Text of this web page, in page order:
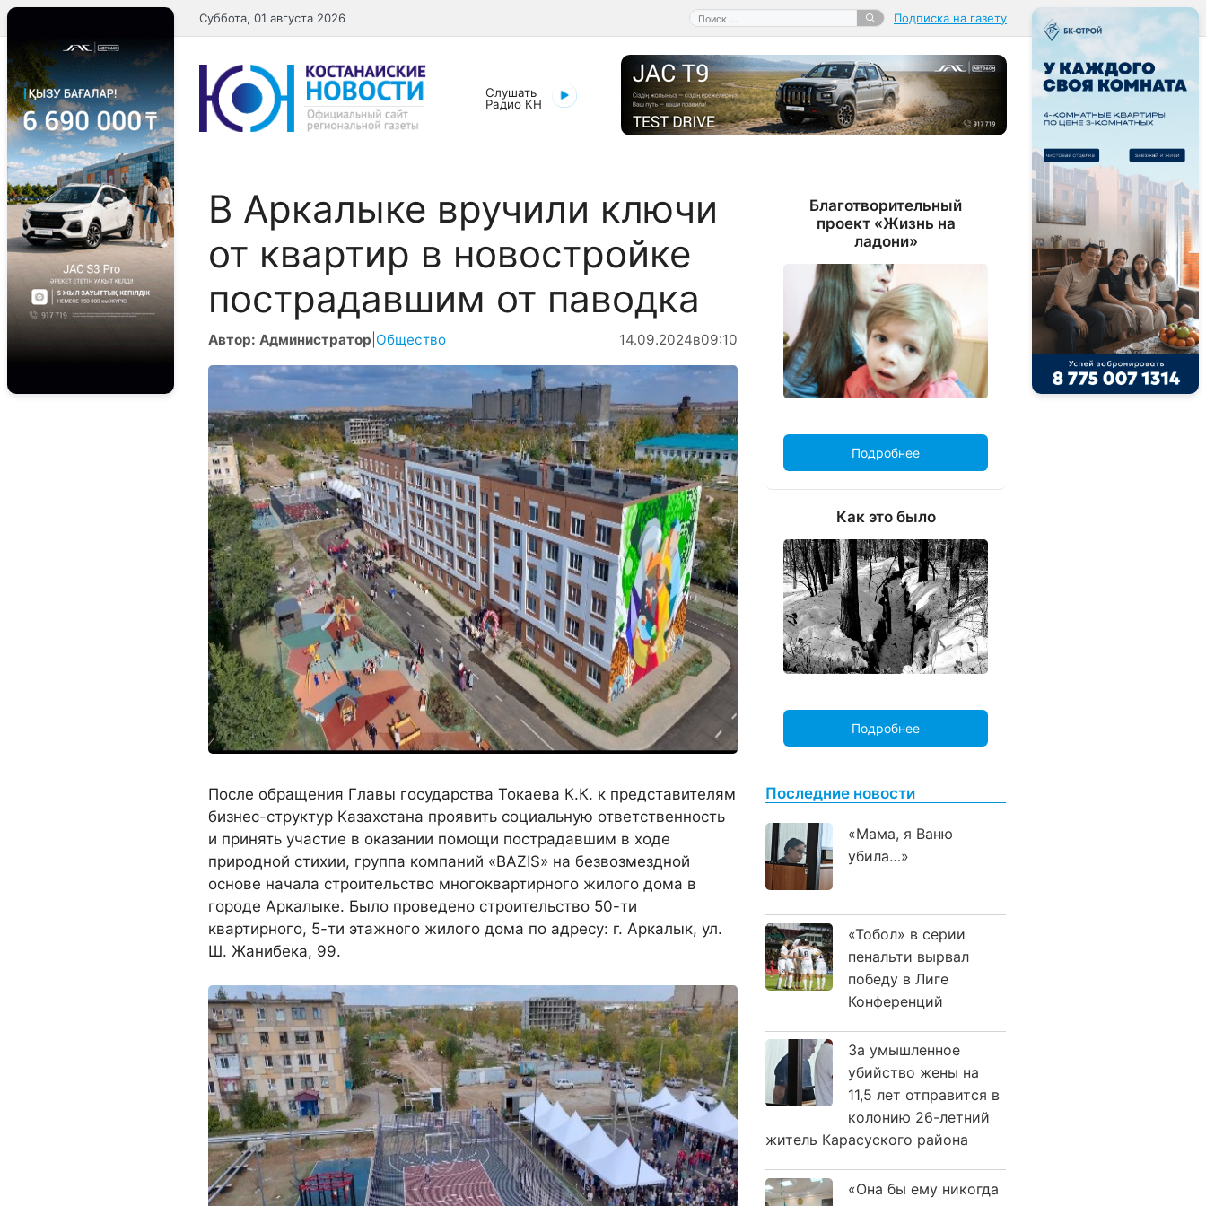
Перейти
к
содержимому
Поиск:
Суббота, 01 августа 2026 Подписка на газету
Слушать
Радио КН
В Аркалыке вручили ключи
от квартир в новостройке
пострадавшим от паводка
Автор: Администратор Общество 14.09.2024в09:10
После обращения Главы государства Токаева К.К. к представителям
бизнес-структур Казахстана проявить социальную ответственность
и принять участие в оказании помощи пострадавшим в ходе
природной стихии, группа компаний «BAZIS» на безвозмездной
основе начала строительство многоквартирного жилого дома в
городе Аркалыке. Было проведено строительство 50-ти
квартирного, 5-ти этажного жилого дома по адресу: г. Аркалык, ул.
Ш. Жанибека, 99.
Благотворительный
проект «Жизнь на
ладони»
Подробнее
Как это было
Подробнее
Последние новости
«Мама, я Ваню
убила…»
«Тобол» в серии
пенальти вырвал
победу в Лиге
Конференций
За умышленное
убийство жены на
11,5 лет отправится в
колонию 26-летний
житель Карасуского района
«Она бы ему никогда